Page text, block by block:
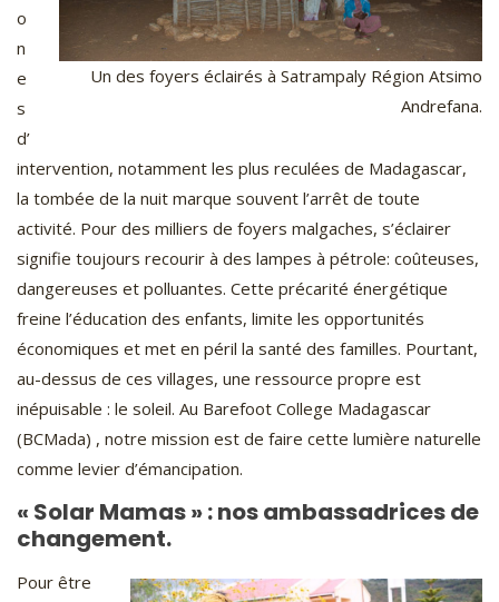
Un des foyers éclairés à Satrampaly Région Atsimo
Andrefana.
o
n
e
s
d’
intervention, notamment les plus reculées de Madagascar,
la tombée de la nuit marque souvent l’arrêt de toute
activité. Pour des milliers de foyers malgaches, s’éclairer
signifie toujours recourir à des lampes à pétrole: coûteuses,
dangereuses et polluantes. Cette précarité énergétique
freine l’éducation des enfants, limite les opportunités
économiques et met en péril la santé des familles. Pourtant,
au-dessus de ces villages, une ressource propre est
inépuisable : le soleil. Au Barefoot College Madagascar
(BCMada) , notre mission est de faire cette lumière naturelle
comme levier d’émancipation.
« Solar Mamas » : nos ambassadrices de
changement.
Pour être